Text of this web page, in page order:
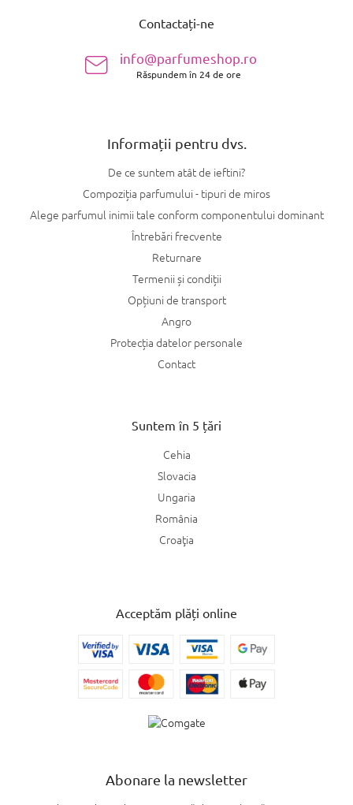
Contactați-ne
info@parfumeshop.ro
Răspundem în 24 de ore
Informații pentru dvs.
De ce suntem atât de ieftini?
Compoziția parfumului - tipuri de miros
Alege parfumul inimii tale conform componentului dominant
Întrebări frecvente
Returnare
Termenii și condiții
Opțiuni de transport
Angro
Protecția datelor personale
Contact
Suntem în 5 țări
Cehia
Slovacia
Ungaria
România
Croaţia
Acceptăm plăți online
Abonare la newsletter